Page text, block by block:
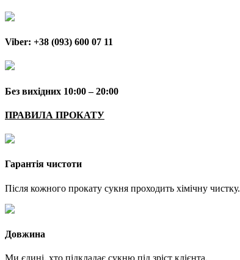
Viber: +38 (093) 600 07 11
Без вихідних 10:00 – 20:00
ПРАВИЛА ПРОКАТУ
Гарантія чистоти
Після кожного прокату сукня проходить хімічну чистку.
Довжина